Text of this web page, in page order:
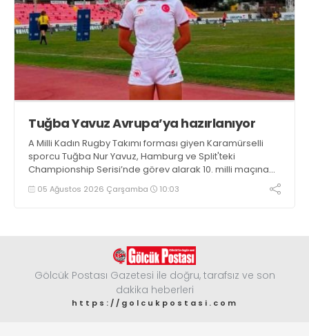
Tuğba Yavuz Avrupa’ya hazırlanıyor
A Milli Kadın Rugby Takımı forması giyen Karamürselli
sporcu Tuğba Nur Yavuz, Hamburg ve Split'teki
Championship Serisi’nde görev alarak 10. milli maçına
çıkma eşiğini geride bıraktı
05 Ağustos 2026 Çarşamba 10:03
Gölcük Postası Gazetesi ile doğru, tarafsız ve son
dakika heberleri
https://golcukpostasi.com